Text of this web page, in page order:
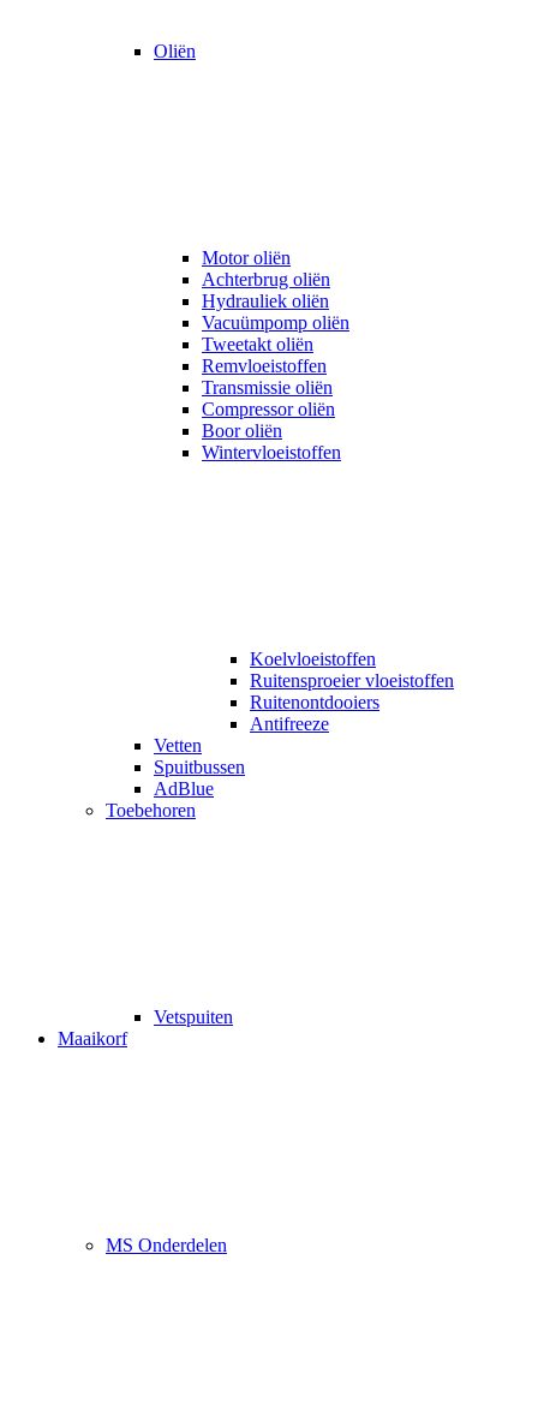
Oliën
Motor oliën
Achterbrug oliën
Hydrauliek oliën
Vacuümpomp oliën
Tweetakt oliën
Remvloeistoffen
Transmissie oliën
Compressor oliën
Boor oliën
Wintervloeistoffen
Koelvloeistoffen
Ruitensproeier vloeistoffen
Ruitenontdooiers
Antifreeze
Vetten
Spuitbussen
AdBlue
Toebehoren
Vetspuiten
Maaikorf
MS Onderdelen